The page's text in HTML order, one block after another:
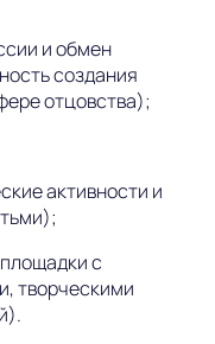
и обмен
создания
отцовства);
активности и
с
творческими